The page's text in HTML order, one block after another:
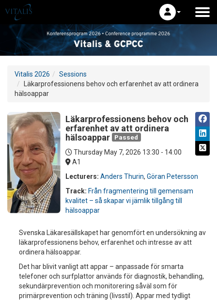
Vitalis 2026
Sessions
Läkarprofessionens behov och erfarenhet av att ordinera
hälsoappar
Läkarprofessionens behov och
erfarenhet av att ordinera
hälsoappar
Passed
Thursday May 7, 2026 13:30 - 14:00
A1
Lecturers: Anders Thurin, Göran Petersson
Track: Från fragmentering till gemensam
kvalitet – så skapar vi jämlik tillgång till
hälsoappar
Svenska Läkaresällskapet har genomfört en undersökning av
läkarprofessionens behov, erfarenhet och intresse av att
ordinera hälsoappar.
Det har blivit vanligt att appar – anpassade för smarta
telefoner och surfplattor används för diagnostik, behandling,
sekundärprevention och monitorering såväl som för
primärprevention och träning (livsstil). Appar med tydligt